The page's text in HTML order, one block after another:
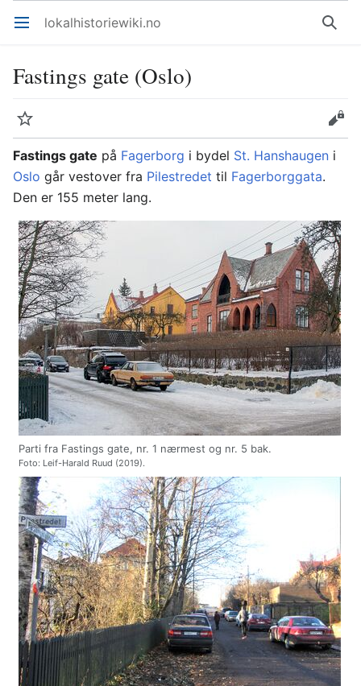
Åpne hovedmenyen lokalhistoriewiki.no Søk
Fastings gate (Oslo)
Overvåk
Rediger
Fastings gate på Fagerborg i bydel St. Hanshaugen i
Oslo går vestover fra Pilestredet til Fagerborggata.
Den er 155 meter lang.
Parti fra Fastings gate, nr. 1 nærmest og nr. 5 bak.
Foto: Leif-Harald Ruud (2019).